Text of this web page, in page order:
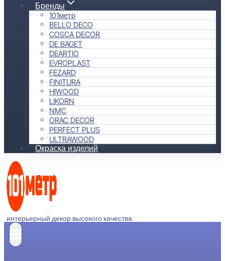
Бренды
101метр
BELLO DECO
COSCA DECOR
DE BAGET
DEARTIO
EVROPLAST
FEZARD
FINITURA
HIWOOD
LIKORN
NMC
ORAC DECOR
PERFECT PLUS
ULTRAWOOD
Окраска изделий
интерьерный декор высокого качества